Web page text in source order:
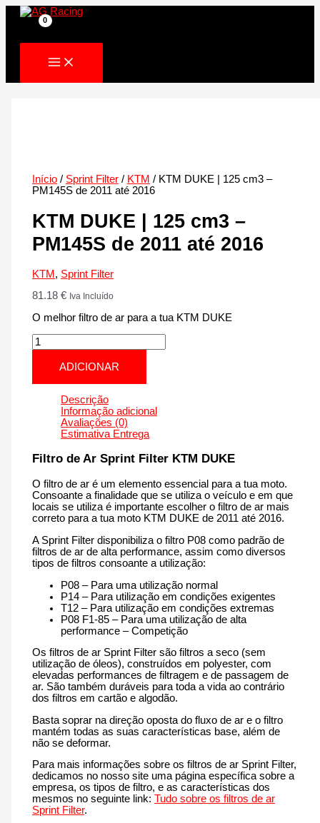
Skip
Início / Sprint Filter / KTM / KTM DUKE | 125 cm3 –
PM145S de 2011 até 2016
KTM DUKE | 125 cm3 –
PM145S de 2011 até 2016
KTM , Sprint Filter
81.18€ Iva Incluído
O melhor filtro de ar para a tua KTM DUKE
Quantidade
de
DUKE
|
PM145S
2011
até
ADICIONAR
Descrição
Informação adicional
Avaliações (0)
Estimativa Entrega
Filtro de Ar Sprint Filter KTM DUKE
O filtro de ar é um elemento essencial para a tua moto.
Consoante a finalidade que se utiliza o veículo e em que
locais se utiliza é importante escolher o filtro de ar mais
correto para a tua moto KTM DUKE de 2011 até 2016.
A Sprint Filter disponibiliza o filtro P08 como padrão de
filtros de ar de alta performance, assim como diversos
tipos de filtros consoante a utilização:
P08 – Para uma utilização normal
P14 – Para utilização em condições exigentes
T12 – Para utilização em condições extremas
P08 F1-85 – Para uma utilização de alta
performance – Competição
Os filtros de ar Sprint Filter são filtros a seco (sem
utilização de óleos), construídos em polyester, com
elevadas performances de filtragem e de passagem de
ar. São também duráveis para toda a vida ao contrário
dos filtros em cartão e algodão.
Basta soprar na direção oposta do fluxo de ar e o filtro
mantém todas as suas características base, além de
não se deformar.
Para mais informações sobre os filtros de ar Sprint Filter,
dedicamos no nosso site uma página específica sobre a
empresa, os tipos de filtro, e as características dos
mesmos no seguinte link:Tudo sobre os filtros de ar
Sprint Filter.